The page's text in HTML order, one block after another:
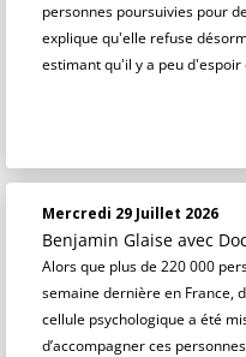
personnes poursuivies pour
explique qu'elle refuse
estimant qu'il y a peu
Mercredi 29 Juillet 2026
Benjamin Glaise avec
Alors que plus de 220 000
semaine dernière en France,
cellule psychologique a été
d’accompagner ces